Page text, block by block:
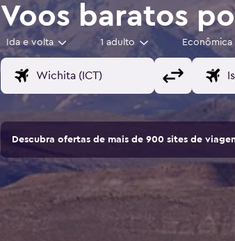
Voos baratos
Ida e volta 1 adulto Econômica
Descubra ofertas de mais de 900 sites de